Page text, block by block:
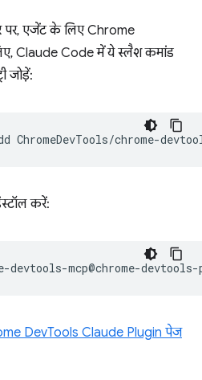
पर, एजेंट के लिए Chrome
Claude Code में ये स्लैश कमांड
जोड़ें:
करें:
DevTools Claude Plugin पेज